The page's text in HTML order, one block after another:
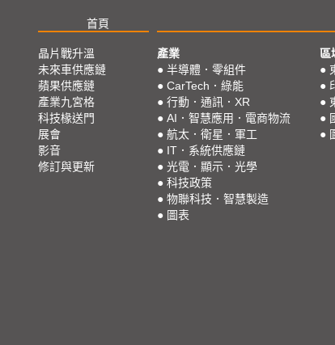
首頁
晶片戰升溫
未來車供應鏈
蘋果供應鏈
產業九宮格
科技椽送門
展會
影音
修訂與更新
產業
● 半導體．零組件
● CarTech．綠能
● 行動．通訊．XR
● AI．智慧應用．電商物流
● 航太．衛星．軍工
● IT．系統供應鏈
● 光電．顯示．光學
● 科技政策
● 物聯科技．智慧製造
● 圖表
區
●
●
●
●
●